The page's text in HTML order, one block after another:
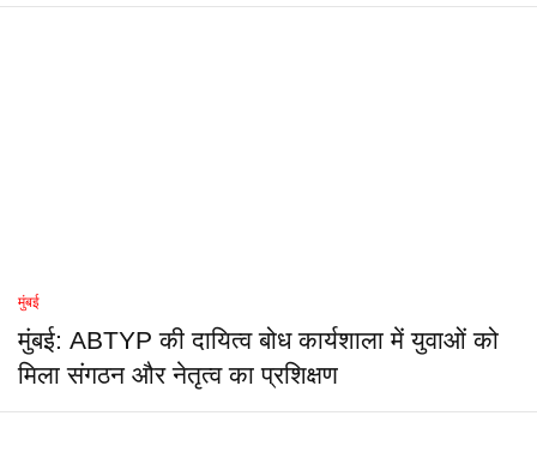
मुंबई
मुंबई: ABTYP की दायित्व बोध कार्यशाला में युवाओं को
मिला संगठन और नेतृत्व का प्रशिक्षण